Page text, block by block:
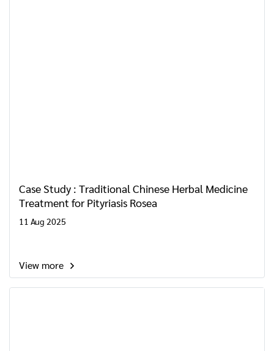
Case Study : Traditional Chinese Herbal Medicine
Treatment for Pityriasis Rosea
11 Aug 2025
View more